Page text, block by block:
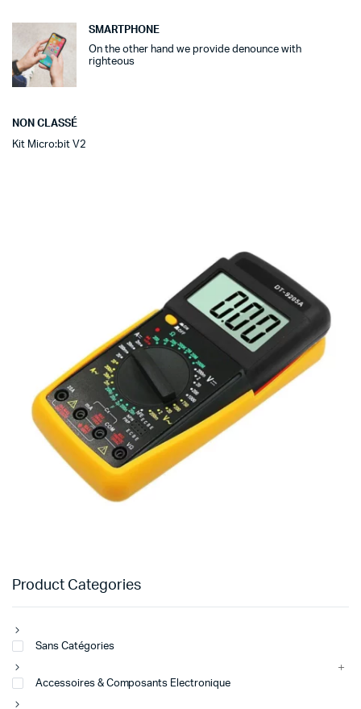
SMARTPHONE
On the other hand we provide denounce with
righteous
NON CLASSÉ
Kit Micro:bit V2
Product Categories
Sans Catégories
Accessoires & Composants Electronique